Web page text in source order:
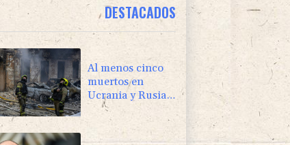
DESTACADOS
Al menos cinco
muertos en
Ucrania y Rusia
tras nueva ola de
ataques cruzados